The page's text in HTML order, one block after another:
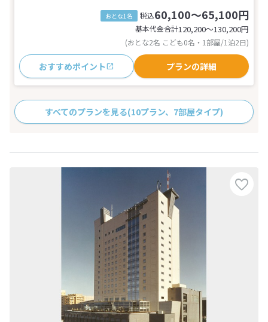
おとな1名 税込60,100～65,100円
基本代金合計120,200〜130,200円
(おとな2名 こども0名・1部屋/1泊2日)
おすすめポイント プランの詳細
すべてのプランを見る(10プラン、7部屋タイプ)